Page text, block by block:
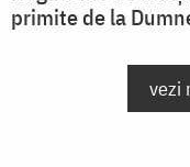
primite de la
vezi